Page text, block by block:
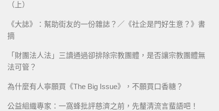
（上）
《大誌》：幫助街友的一份雜誌？／《社企是門好生意？》書
摘
「財團法人法」三讀通過卻排除宗教團體，是否讓宗教團體無
法可管？
為什麼有人寧願買《The Big Issue》，不願買口香糖？
公益組織專家：一窩蜂批評慈濟之前，先釐清流言蜚語吧！